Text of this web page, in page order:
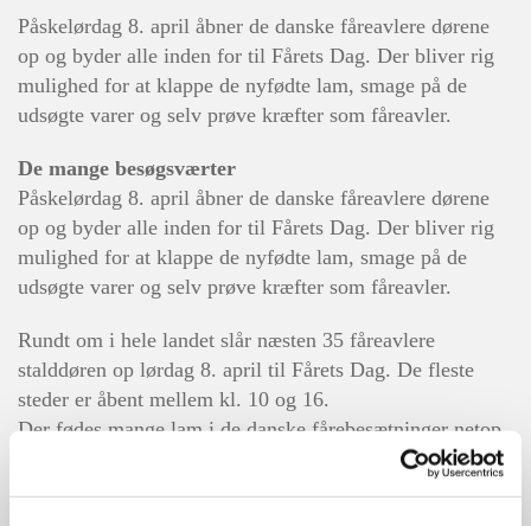
Påskelørdag 8. april åbner de danske fåreavlere dørene
op og byder alle inden for til Fårets Dag. Der bliver rig
mulighed for at klappe de nyfødte lam, smage på de
udsøgte varer og selv prøve kræfter som fåreavler.
De mange besøgsværter
Påskelørdag 8. april åbner de danske fåreavlere dørene
op og byder alle inden for til Fårets Dag. Der bliver rig
mulighed for at klappe de nyfødte lam, smage på de
udsøgte varer og selv prøve kræfter som fåreavler.
Rundt om i hele landet slår næsten 35 fåreavlere
stalddøren op lørdag 8. april til Fårets Dag. De fleste
steder er åbent mellem kl. 10 og 16.
Der fødes mange lam i de danske fårebesætninger netop
omkring påske. Derfor er Fårets dag en unik mulighed